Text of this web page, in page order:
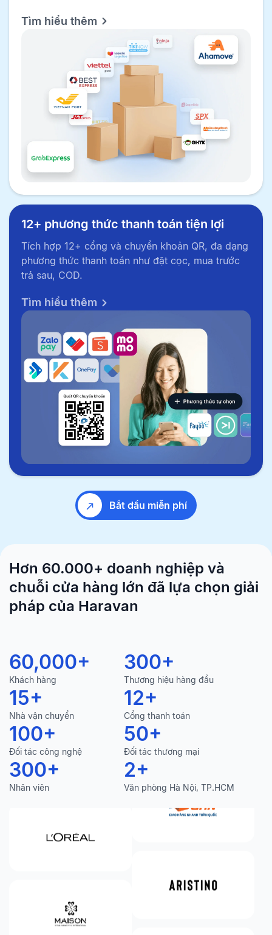
Tìm hiểu thêm
12+ phương thức thanh toán tiện lợi
Tích hợp 12+ cổng và chuyển khoản QR, đa dạng
phương thức thanh toán như đặt cọc, mua trước
trả sau, COD.
Tìm hiểu thêm
Bắt đầu miễn phí
Hơn 60.000+ doanh nghiệp và
chuỗi cửa hàng lớn đã lựa chọn giải
pháp của Haravan
60,000+
Khách hàng
300+
Thương hiệu hàng đầu
15+
Nhà vận chuyển
12+
Cổng thanh toán
100+
Đối tác công nghệ
50+
Đối tác thương mại
300+
Nhân viên
2+
Văn phòng Hà Nội, TP.HCM